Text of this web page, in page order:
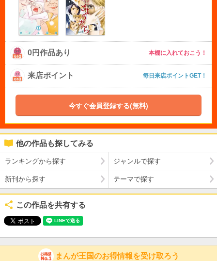
0円作品あり 本棚に入れておこう！
来店ポイント 毎日来店ポイントGET！
今すぐ会員登録する(無料)
他の作品も探してみる
ランキングから探す ジャンルで探す
新刊から探す テーマで探す
この作品を共有する
まんが王国のお得情報を受け取ろう